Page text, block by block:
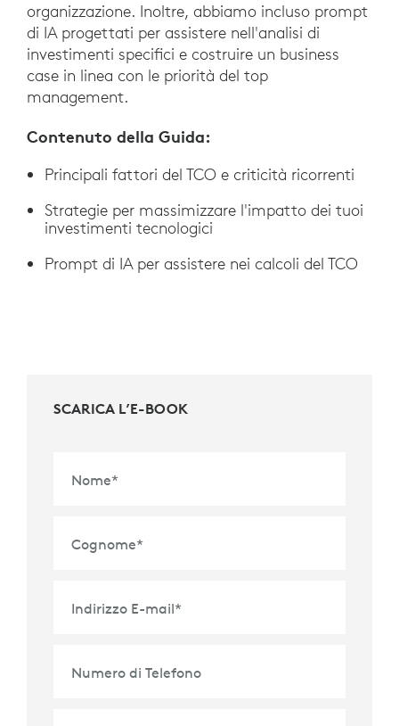
organizzazione. Inoltre, abbiamo incluso prompt
di IA progettati per assistere nell'analisi di
investimenti specifici e costruire un business
case in linea con le priorità del top
management.
Contenuto della Guida:
Principali fattori del TCO e criticità ricorrenti
Strategie per massimizzare l'impatto dei tuoi
investimenti tecnologici
Prompt di IA per assistere nei calcoli del TCO
SCARICA L’E-BOOK
Nome*
Cognome*
Indirizzo E-mail*
Numero di Telefono